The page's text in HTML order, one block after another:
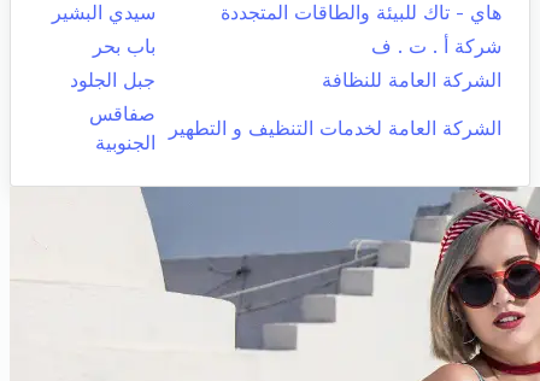
هاي - تاك للبيئة والطاقات المتجددة
سيدي البشير
شركة أ . ت . ف
باب بحر
الشركة العامة للنظافة
جبل الجلود
الشركة العامة لخدمات التنظيف و التطهير
صفاقس
الجنوبية